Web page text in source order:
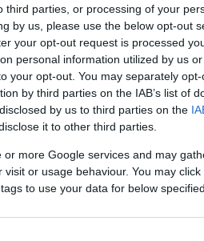
parties, or processing of your
by us, please use the below opt-out
your opt-out request is processed
personal information utilized by us
your opt-out. You may separately
by third parties on the IAB’s list of
by us to third parties on the
it to other third parties.
more Google services and may
or usage behaviour. You may
to use your data for below
ομάδων (αριθμός που
Την Παρασκευή 25 και το
εθελοντές να
το Ολυμπιακό
απ΄όλη την Ευρώπη,
παίρνουν μέρος 27
και Καινοτομίας